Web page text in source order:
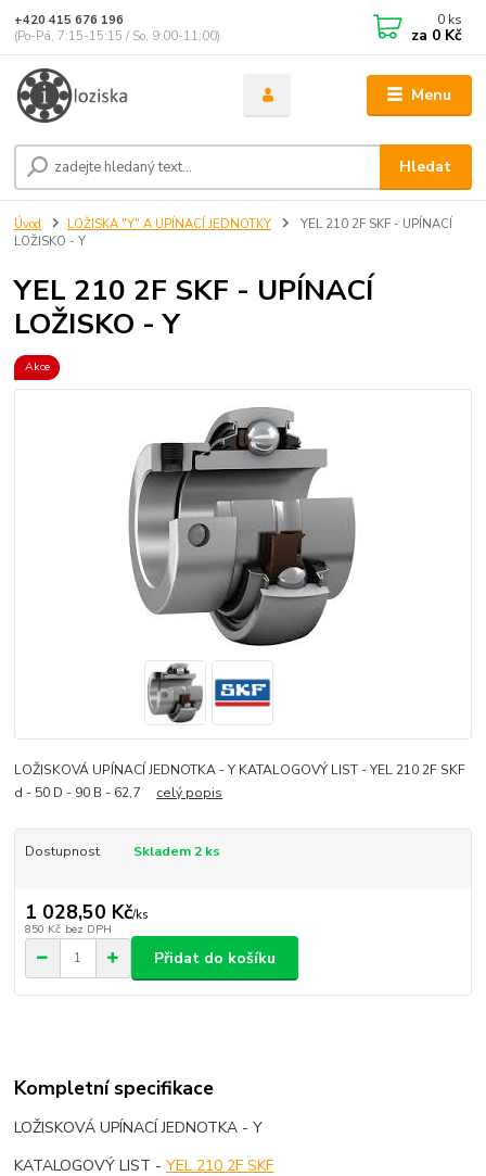
Menu
Hledat
+420 415 676 196
(Po-Pá, 7:15-15:15 / So, 9:00-11:00)
0 ks
za 0 Kč
Úvod LOŽISKA "Y" A UPÍNACÍ JEDNOTKY
YEL 210 2F SKF - UPÍNACÍ
LOŽISKO - Y
YEL 210 2F SKF - UPÍNACÍ
LOŽISKO - Y
Akce
LOŽISKOVÁ UPÍNACÍ JEDNOTKA - Y KATALOGOVÝ LIST - YEL 210 2F SKF
d - 50 D - 90 B - 62,7 celý popis
Dostupnost Skladem 2 ks
1 028,50 Kč/ks
850 Kč bez DPH
Přidat do košíku
Kompletní specifikace
LOŽISKOVÁ UPÍNACÍ JEDNOTKA - Y
KATALOGOVÝ LIST -YEL 210 2F SKF